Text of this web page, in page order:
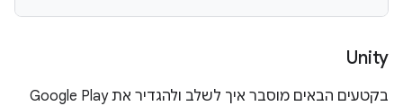
Unity
בקטעים הבאים מוסבר איך לשלב ולהגדיר את Google Play